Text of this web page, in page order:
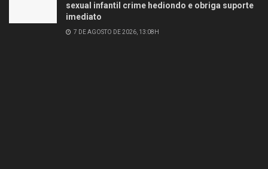
sexual infantil crime hediondo e obriga suporte
imediato
7 DE AGOSTO DE 2026, 13:08H